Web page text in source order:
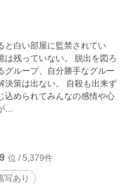
か？ そして、彼らの心に、
27日で投稿完了です。(予約
をいただける場合は優しくし
と白い部屋に監禁されてい
いない。 脱出を図ろ
グループ、自分勝手なグルー
い。 自殺も出来ず
込められてみんなの感情や心
…
位 / 5,379件
写あり